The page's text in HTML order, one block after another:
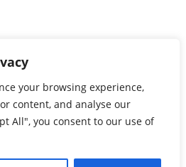
your browsing experience,
content, and analyse our
All", you consent to our use of